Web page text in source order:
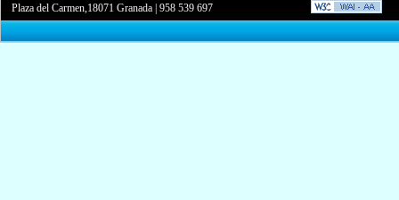
Plaza del Carmen,18071 Granada |958 539 697